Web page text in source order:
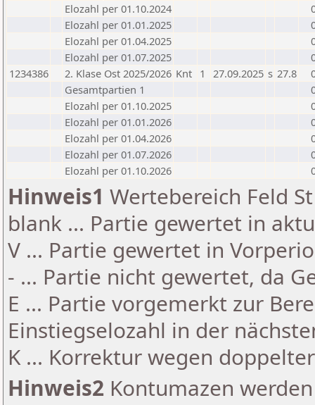
Elozahl per 01.10.2024
Elozahl per 01.01.2025
Elozahl per 01.04.2025
Elozahl per 01.07.2025
1234386
2. Klase Ost 2025/2026 Knt 1 27.09.2025 s 27.8
Gesamtpartien 1
Elozahl per 01.10.2025
Elozahl per 01.01.2026
Elozahl per 01.04.2026
Elozahl per 01.07.2026
Elozahl per 01.10.2026
Hinweis1 Wertebereich Feld
blank ... Partie gewertet in
V ... Partie gewertet in
- ... Partie nicht gewertet, da
E ... Partie vorgemerkt zur
Einstiegselozahl in der
K ... Korrektur wegen
Hinweis2 Kontumazen